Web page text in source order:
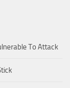
To Attack